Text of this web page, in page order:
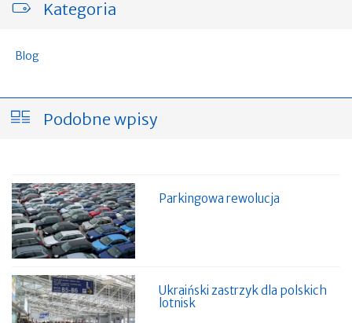
Kategoria
Blog
Podobne wpisy
Parkingowa rewolucja
Ukraiński zastrzyk dla polskich
lotnisk